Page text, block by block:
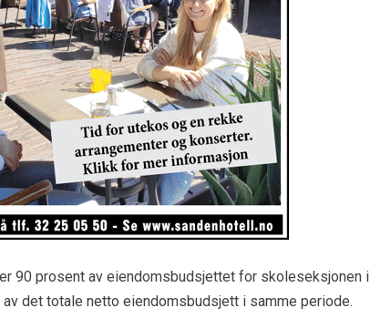
90 prosent av eiendomsbudsjettet for skoleseksjonen i
det totale netto eiendomsbudsjett i samme periode.